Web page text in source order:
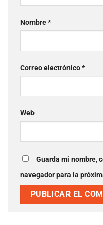
Nombre*
Correo electrónico*
Web
Guarda mi nombre,
navegador para la